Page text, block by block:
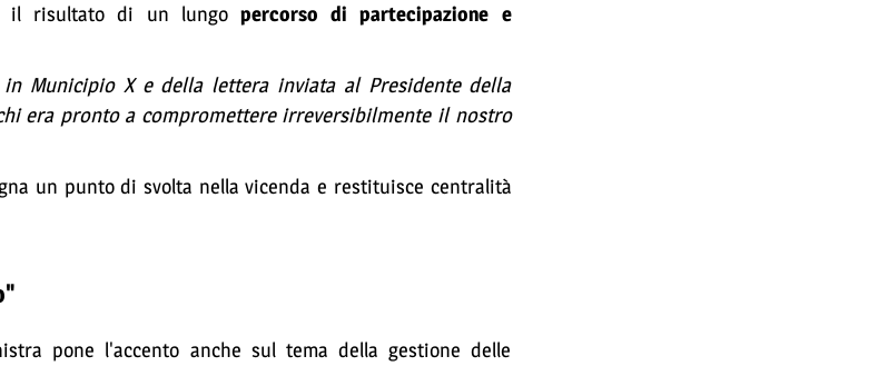
il risultato di un lungo percorso di partecipazione e
Municipio X e della lettera inviata al Presidente della
era pronto a compromettere irreversibilmente il nostro
un punto di svolta nella vicenda e restituisce centralità
pone l'accento anche sul tema della gestione delle